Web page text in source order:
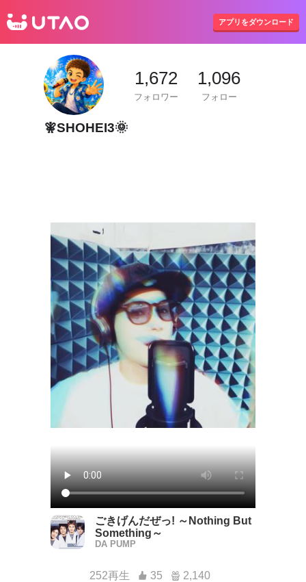
アプリをダウンロード
1,672
フォロワー
1,096
フォロー
🧚SHOHEI3🌞
ごきげんだぜっ! ～Nothing But
Something～
DA PUMP
252再生 35 2,140